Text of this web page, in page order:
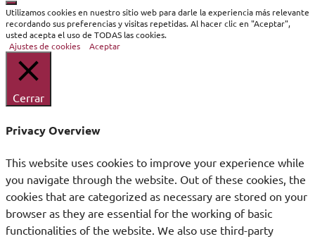
Cerrar
Utilizamos cookies en nuestro sitio web para darle la experiencia más relevante
recordando sus preferencias y visitas repetidas. Al hacer clic en "Aceptar",
usted acepta el uso de TODAS las cookies.
Ajustes de cookies
Aceptar
Cerrar
Privacy Overview
This website uses cookies to improve your experience while
you navigate through the website. Out of these cookies, the
cookies that are categorized as necessary are stored on your
browser as they are essential for the working of basic
functionalities of the website. We also use third-party